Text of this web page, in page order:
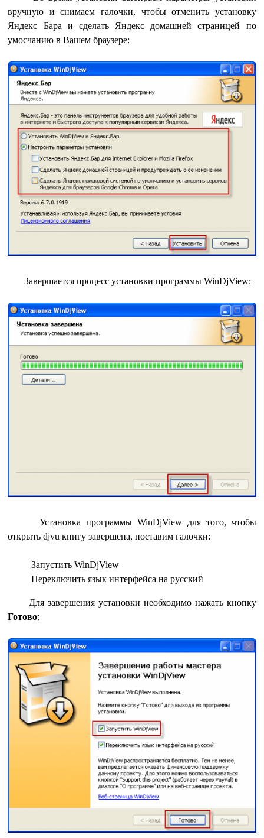
вручную и снимаем галочки, чтобы отменить установку
Яндекс Бара и сделать Яндекс домашней страницей по
умосчанию в Вашем браузере:
Завершается процесс установки программы WinDjView:
Установка программы WinDjView для того, чтобы
открыть djvu книгу завершена, поставим галочки:
Запустить WinDjView
Переключить язык интерфейса на русский
Для завершения установки необходимо нажать кнопку
Готово: